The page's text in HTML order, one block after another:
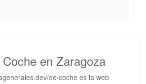
en Zaragoza
de/coche es la web